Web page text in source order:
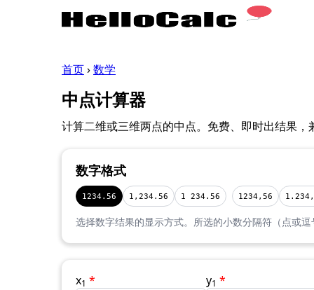
首页›数学
中点计算器
计算二维或三维两点的中点。免费、即时出结果
数字格式
1234.56 1,234.56 1 234.56 1234,56
选择数字结果的显示方式。所选的小数分隔符（点或
x1 * y1 *